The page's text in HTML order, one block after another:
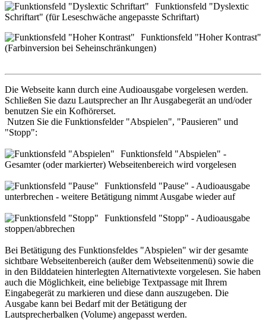
Funktionsfeld "Dyslextic
Schriftart" (für Leseschwäche angepasste Schriftart)
Funktionsfeld "Hoher Kontrast"
(Farbinversion bei Seheinschränkungen)
Die Webseite kann durch eine Audioausgabe vorgelesen werden.
Schließen Sie dazu Lautsprecher an Ihr Ausgabegerät an und/oder
benutzen Sie ein Kofhörerset.
Nutzen Sie die Funktionsfelder "Abspielen", "Pausieren" und
"Stopp":
Funktionsfeld "Abspielen" -
Gesamter (oder markierter) Webseitenbereich wird vorgelesen
Funktionsfeld "Pause" - Audioausgabe
unterbrechen - weitere Betätigung nimmt Ausgabe wieder auf
Funktionsfeld "Stopp" - Audioausgabe
stoppen/abbrechen
Bei Betätigung des Funktionsfeldes "Abspielen" wir der gesamte
sichtbare Webseitenbereich (außer dem Webseitenmenü) sowie die
in den Bilddateien hinterlegten Alternativtexte vorgelesen. Sie haben
auch die Möglichkeit, eine beliebige Textpassage mit Ihrem
Eingabegerät zu markieren und diese dann auszugeben. Die
Ausgabe kann bei Bedarf mit der Betätigung der
Lautsprecherbalken (Volume) angepasst werden.